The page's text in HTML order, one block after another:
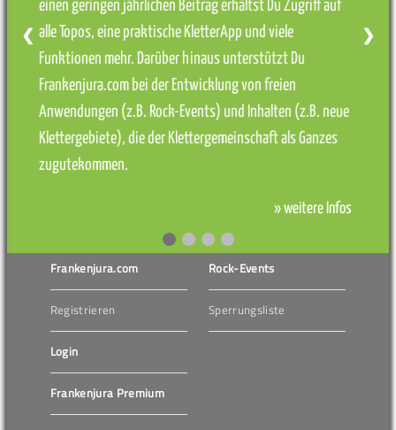
einen geringen jährlichen Beitrag erhältst Du Zugriff auf
alle Topos, eine praktische KletterApp und viele
Funktionen mehr. Darüber hinaus unterstützt Du
Frankenjura.com bei der Entwicklung von freien
Anwendungen (z.B. Rock-Events) und Inhalten (z.B. neue
Klettergebiete), die der Klettergemeinschaft als Ganzes
zugutekommen.
» weitere Infos
❮ ❯
Frankenjura.com
Registrieren
Login
Frankenjura Premium
Rock-Events
Sperrungsliste